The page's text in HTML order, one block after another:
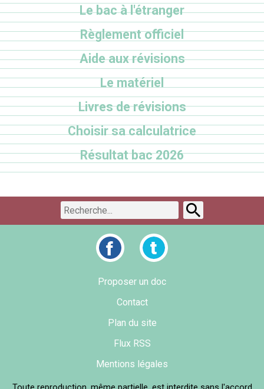
Le bac à l'étranger
Règlement officiel
Aide aux révisions
Le matériel
Livres de révisions
Choisir sa calculatrice
Résultat bac 2026
Proposer un doc
Contact
Plan du site
Flux RSS
Mentions légales